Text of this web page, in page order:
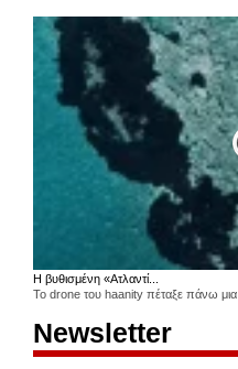
Η βυθισμένη «Ατλαντί...
Το drone του haanity πέταξε πάνω μια
Newsletter